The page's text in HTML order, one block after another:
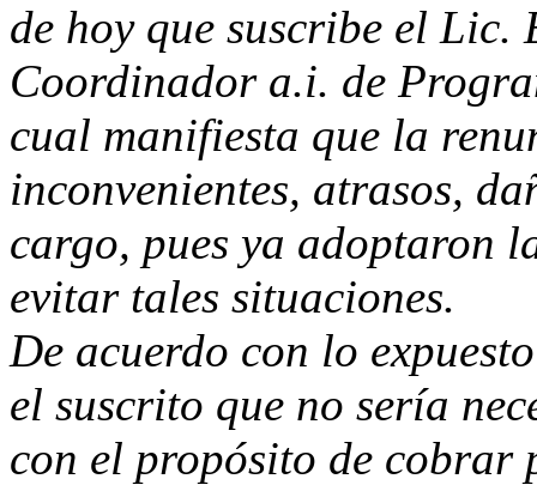
de hoy que suscribe el Lic.
Coordinador a.i. de
cual manifiesta que la
inconvenientes, atrasos,
cargo, pues ya adoptaron
evitar tales situaciones.
De acuerdo con lo
el suscrito que no sería
con el propósito de cobrar